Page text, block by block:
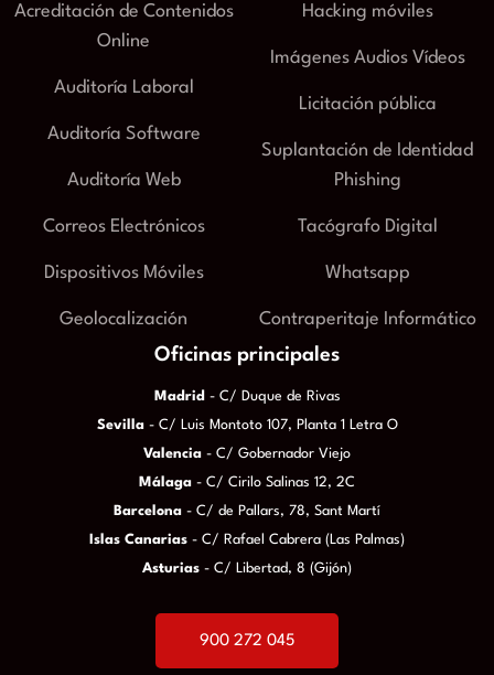
Acreditación de Contenidos
Online
Auditoría Laboral
Auditoría Software
Auditoría Web
Correos Electrónicos
Dispositivos Móviles
Geolocalización
Hacking móviles
Imágenes Audios Vídeos
Licitación pública
Suplantación de Identidad
Phishing
Tacógrafo Digital
Whatsapp
Contraperitaje Informático
Oficinas principales
Madrid - C/ Duque de Rivas
Sevilla- C/ Luis Montoto 107, Planta 1 Letra O
Valencia - C/ Gobernador Viejo
Málaga - C/ Cirilo Salinas 12, 2C
Barcelona - C/ de Pallars, 78, Sant Martí
Islas Canarias - C/ Rafael Cabrera (Las Palmas)
Asturias - C/ Libertad, 8 (Gijón)
900 272 045